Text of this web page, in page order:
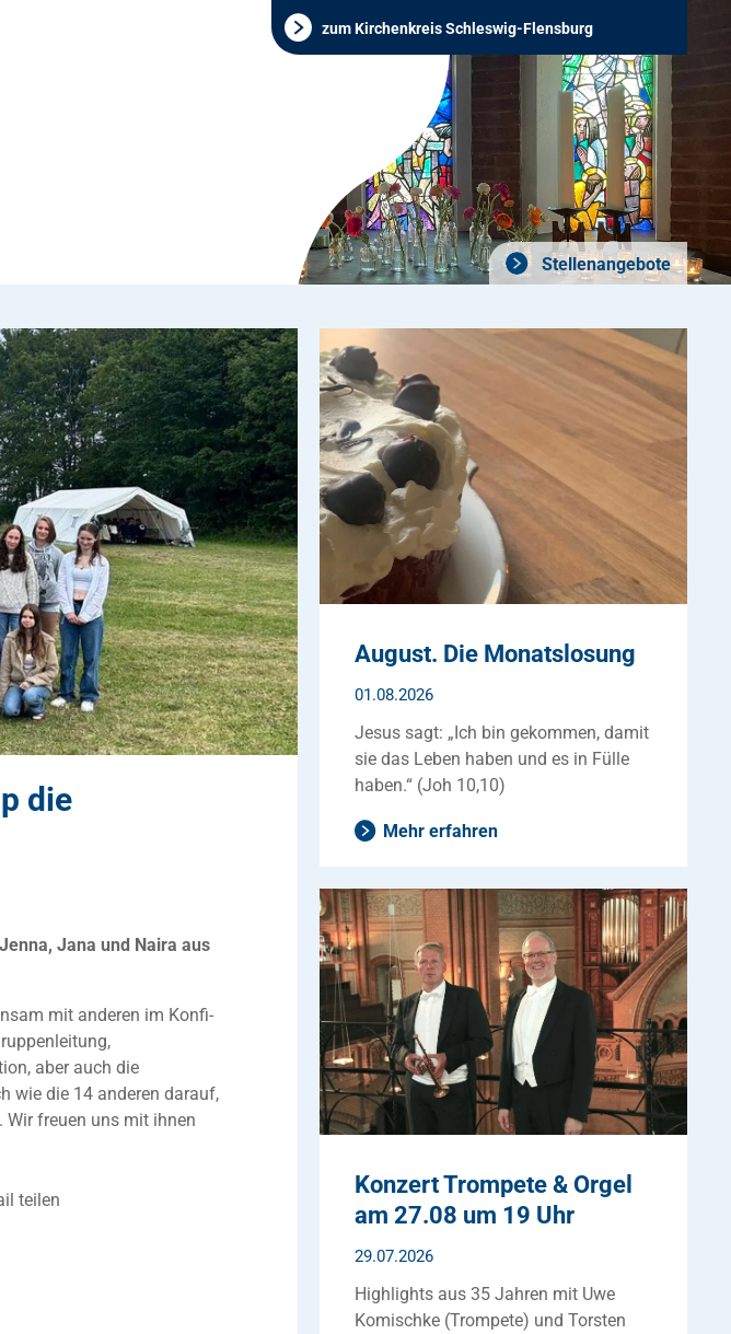
zum Kirchenkreis Schleswig-Flensburg
Stellenangebote
die
Jana und Naira aus
mit anderen im Konfi-
aber auch die
wie die 14 anderen darauf,
Wir freuen uns mit ihnen
teilen
August. Die Monatslosung
01.08.2026
Jesus sagt: „Ich bin gekommen, damit
sie das Leben haben und es in Fülle
haben.“ (Joh 10,10)
Mehr erfahren
Konzert Trompete & Orgel
am 27.08 um 19 Uhr
29.07.2026
Highlights aus 35 Jahren mit Uwe
Komischke (Trompete) und Torsten